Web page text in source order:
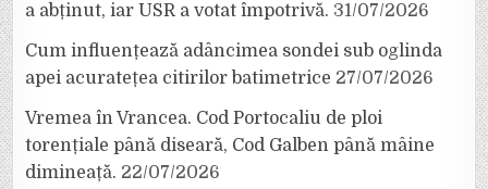
a abținut, iar USR a votat împotrivă. 31/07/2026
Cum influențează adâncimea sondei sub oglinda
apei acuratețea citirilor batimetrice 27/07/2026
Vremea în Vrancea. Cod Portocaliu de ploi
torențiale până diseară, Cod Galben până mâine
dimineață. 22/07/2026